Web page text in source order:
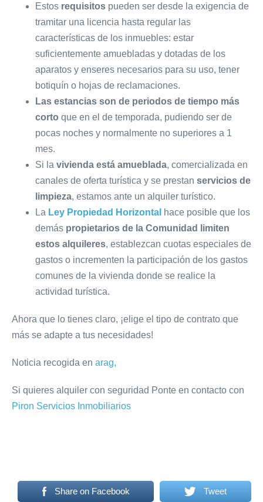
Estos requisitos pueden ser desde la exigencia de
tramitar una licencia hasta regular las
características de los inmuebles: estar
suficientemente amuebladas y dotadas de los
aparatos y enseres necesarios para su uso, tener
botiquín o hojas de reclamaciones.
Las estancias son de periodos de tiempo más
corto que en el de temporada, pudiendo ser de
pocas noches y normalmente no superiores a 1
mes.
Si la vivienda está amueblada, comercializada en
canales de oferta turística y se prestan servicios de
limpieza, estamos ante un alquiler turístico.
La Ley Propiedad Horizontal hace posible que los
demás propietarios de la Comunidad limiten
estos alquileres, establezcan cuotas especiales de
gastos o incrementen la participación de los gastos
comunes de la vivienda donde se realice la
actividad turística.
Ahora que lo tienes claro, ¡elige el tipo de contrato que
más se adapte a tus necesidades!
Noticia recogida en arag,
Si quieres alquiler con seguridad Ponte en contacto con
Piron Servicios Inmobiliarios
Share on Facebook Tweet